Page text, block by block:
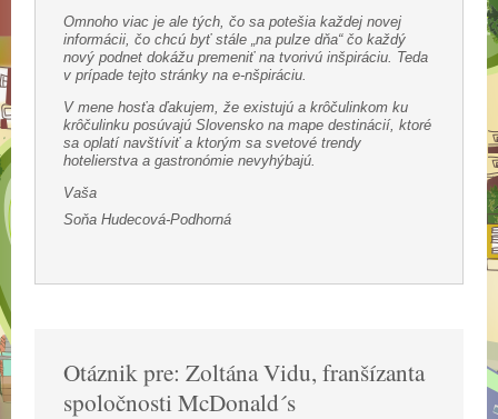
Omnoho viac je ale tých, čo sa potešia každej novej
informácii, čo chcú byť stále „na pulze dňa“ čo každý
nový podnet dokážu premeniť na tvorivú inšpiráciu. Teda
v prípade tejto stránky na e-nšpiráciu.
V mene hosťa ďakujem, že existujú a krôčulinkom ku
krôčulinku posúvajú Slovensko na mape destinácií, ktoré
sa oplatí navštíviť a ktorým sa svetové trendy
hotelierstva a gastronómie nevyhýbajú.
Vaša
Soňa Hudecová-Podhorná
Otáznik pre: Zoltána Vidu, franšízanta
spoločnosti McDonald´s